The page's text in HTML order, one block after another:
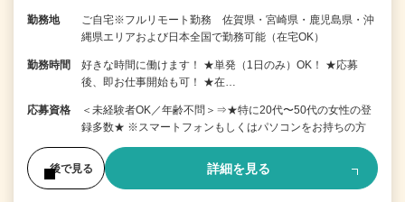
勤務地
ご自宅※フルリモート勤務 佐賀県・宮崎県・鹿児島県・沖
縄県エリアおよび日本全国で勤務可能（在宅OK）
勤務時間
好きな時間に働けます！ ★単発（1日のみ）OK！ ★応募
後、即お仕事開始も可！ ★在…
応募資格
＜未経験者OK／年齢不問＞⇒★特に20代〜50代の女性の登
録多数★ ※スマートフォンもしくはパソコンをお持ちの方
後で見る 詳細を見る